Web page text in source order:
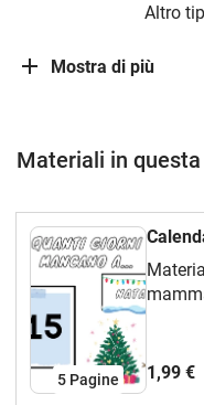
Altro
Mostra di più
Materiali in
5 Pagine 1,99 €